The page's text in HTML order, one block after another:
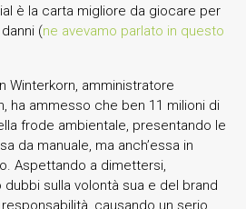
è la carta migliore da giocare per
(ne avevamo parlato in questo
Winterkorn, amministratore
ha ammesso che ben 11 milioni di
frode ambientale, presentando le
da manuale, ma anch’essa in
Aspettando a dimettersi,
sulla volontà sua e del brand
causando un serio